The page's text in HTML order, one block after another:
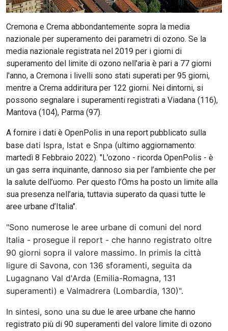
Cremona e Crema abbondantemente sopra la media
nazionale per superamento dei parametri di ozono. Se la
media nazionale registrata nel 2019 per i giorni di
superamento del limite di ozono nell'aria è pari a 77 giorni
l'anno, a Cremona i livelli sono stati superati per 95 giorni,
mentre a Crema addiritura per 122 giorni. Nei dintorni, si
possono segnalare i superamenti registrati a Viadana (116),
Mantova (104), Parma (97).
A fornire i dati è OpenPolis in una report pubblicato sulla
base dati Ispra, Istat e Snpa (ultimo aggiornamento:
martedì 8 Febbraio 2022). "L’ozono - ricorda OpenPolis - è
un gas serra inquinante, dannoso sia per l’ambiente che per
la salute dell’uomo. Per questo l’Oms ha posto un limite alla
sua presenza nell’aria, tuttavia superato da quasi tutte le
aree urbane d’Italia".
"Sono numerose le aree urbane di comuni del nord
Italia - prosegue il report - che hanno registrato oltre
90 giorni sopra il valore massimo. In primis la città
ligure di Savona, con 136 sforamenti, seguita da
Lugagnano Val d'Arda (Emilia-Romagna, 131
superamenti) e Valmadrera (Lombardia, 130)".
In sintesi, sono una su due le aree urbane che hanno
registrato più di 90 superamenti del valore limite di ozono